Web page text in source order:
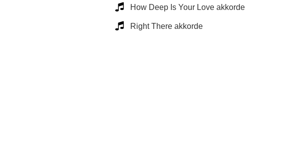
How Deep Is Your Love akkorde
Right There akkorde